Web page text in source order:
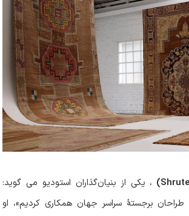
، یکی از بنیان‌گذاران استودیو می گوید:
طراحان برجستهٔ سراسر جهان همکاری کردیم»، او